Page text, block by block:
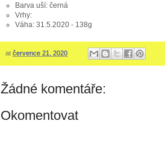
Barva uší: černá
Vrhy:
Váha: 31.5.2020 - 138g
at července 21, 2020
Žádné komentáře:
Okomentovat